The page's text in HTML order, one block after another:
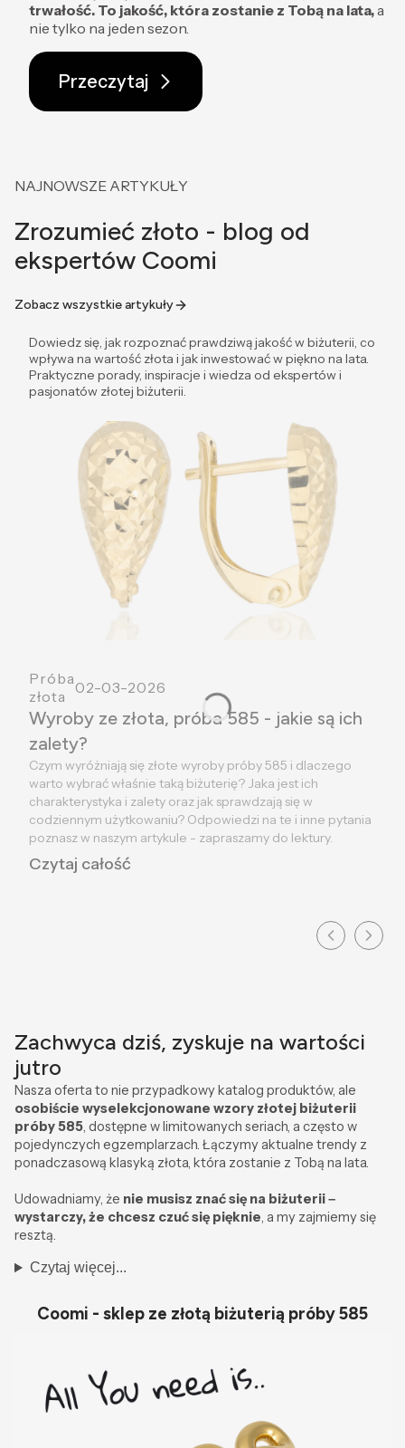
trwałość. To jakość, która zostanie z Tobą na lata,a
nie tylko na jeden sezon.
Przeczytaj
NAJNOWSZE ARTYKUŁY
Zrozumieć złoto - blog od
ekspertów Coomi
Zobacz wszystkie artykuły
Dowiedz się, jak rozpoznać prawdziwą jakość w biżuterii, co
wpływa na wartość złota i jak inwestować w piękno na lata.
Praktyczne porady, inspiracje i wiedza od ekspertów i
pasjonatów złotej biżuterii.
Próba
złota
02-03-2026
Wyroby ze złota, próba 585 - jakie są ich
zalety?
Czym wyróżniają się złote wyroby próby 585 i dlaczego
warto wybrać właśnie taką biżuterię? Jaka jest ich
charakterystyka i zalety oraz jak sprawdzają się w
codziennym użytkowaniu? Odpowiedzi na te i inne pytania
poznasz w naszym artykule - zapraszamy do lektury.
Czytaj całość
Zachwyca dziś, zyskuje na wartości
jutro
Nasza oferta to nie przypadkowy katalog produktów, ale
osobiście wyselekcjonowane wzory złotej biżuterii
próby 585, dostępne w limitowanych seriach, a często w
pojedynczych egzemplarzach. Łączymy aktualne trendy z
ponadczasową klasyką złota, która zostanie z Tobą na lata.
Udowadniamy, że nie musisz znać się na biżuterii –
wystarczy, że chcesz czuć się pięknie, a my zajmiemy się
resztą.
Czytaj więcej...
Coomi - sklep ze złotą biżuterią próby 585